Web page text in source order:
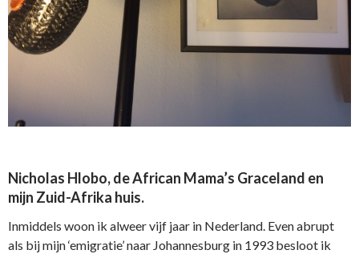
Nicholas Hlobo, de African Mama’s Graceland en
mijn Zuid-Afrika huis.
Inmiddels woon ik alweer vijf jaar in Nederland. Even abrupt
als bij mijn ‘emigratie’ naar Johannesburg in 1993 besloot ik